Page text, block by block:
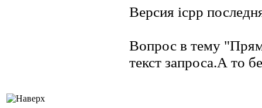
Версия icpp
Вопрос в тему
текст запроса.А то